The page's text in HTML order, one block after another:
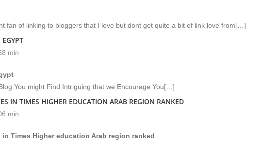
fan of linking to bloggers that I love but dont get quite a bit of link love from[…]
min
You might Find Intriguing that we Encourage You[…]
IN TIMES HIGHER EDUCATION ARAB REGION RANKED
min
Times Higher education Arab region ranked